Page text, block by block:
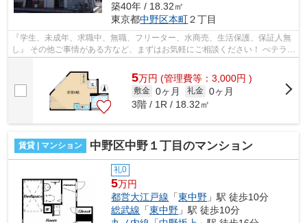
築40年 / 18.32㎡
東京都中野区本町２丁目
『学生、未成年、求職中、無職、フリーター、水商売、生活保護、保証人無
し』 その他ご事情がある方など、まずはお気軽にご相談ください！ べテラン
5万円 (管理費等：3,000円 )
敷金 0ヶ月 礼金 0ヶ月
3階 / 1R / 18.32㎡
賃貸 | マンション 中野区中野１丁目のマンション
礼0
5万円
都営大江戸線 「東中野 」駅 徒歩10分
総武線 「東中野 」駅 徒歩10分